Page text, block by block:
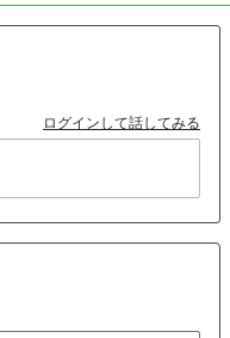
ログインして話してみる